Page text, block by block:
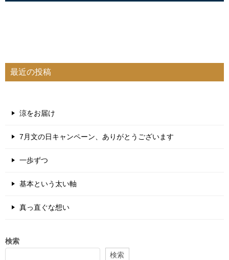
最近の投稿
涼をお届け
7月文の日キャンペーン、ありがとうございます
一歩ずつ
基本という太い軸
真っ直ぐな想い
検索
検索